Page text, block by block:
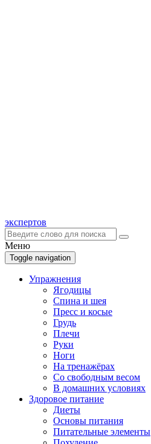
экспертов
Меню
Toggle navigation
Упражнения
Ягодицы
Спина и шея
Пресс и косые
Грудь
Плечи
Руки
Ноги
На тренажёрах
Со свободным весом
В домашних условиях
Здоровое питание
Диеты
Основы питания
Питательные элементы